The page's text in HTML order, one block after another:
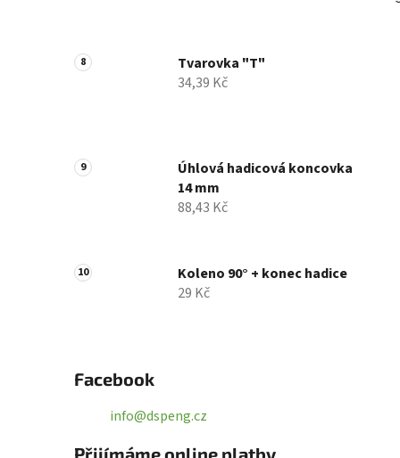
Tvarovka "T"
34,39 Kč
Úhlová hadicová koncovka
14 mm
88,43 Kč
Koleno 90° + konec hadice
29 Kč
Facebook
info@dspeng.cz